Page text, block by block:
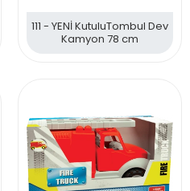
111 - YENİ KutuluTombul Dev
Kamyon 78 cm